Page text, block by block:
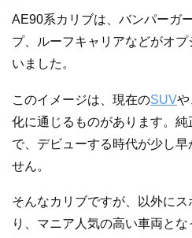
AE90系カリブは、バンパーガ
プ、ルーフキャリアなどがオ
いました。
このイメージは、現在のSUVや
化に通じるものがあります。
で、デビューする時代が少し
せん。
そんなカリブですが、以外に
り、マニア人気の高い車両と